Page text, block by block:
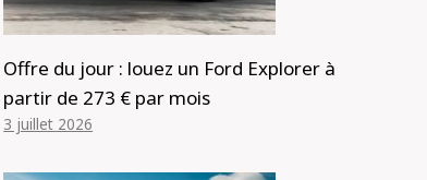
Offre du jour : louez un Ford Explorer à
partir de 273 € par mois
3 juillet 2026